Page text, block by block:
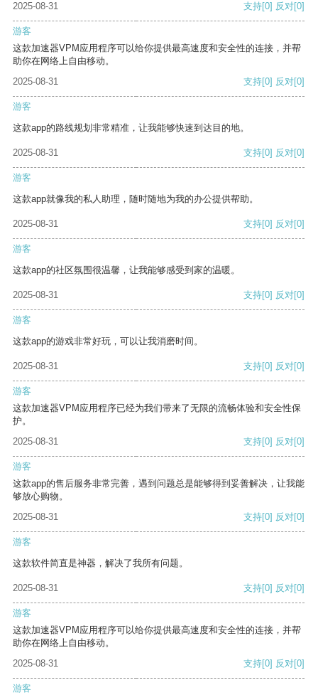
2025-08-31 支持[0] 反对[0]
游客
这款加速器VPM应用程序可以给你提供最高速度和安全性的连接，并帮
助你在网络上自由移动。
2025-08-31
支持[0] 反对[0]
游客
这款app的路线规划非常精准，让我能够快速到达目的地。
2025-08-31 支持[0] 反对[0]
游客
这款app就像我的私人助理，随时随地为我的办公提供帮助。
2025-08-31 支持[0] 反对[0]
游客
这款app的社区氛围很温馨，让我能够感受到家的温暖。
2025-08-31 支持[0] 反对[0]
游客
这款app的游戏非常好玩，可以让我消磨时间。
2025-08-31 支持[0] 反对[0]
游客
这款加速器VPM应用程序已经为我们带来了无限的流畅体验和安全性保
护。
2025-08-31
支持[0] 反对[0]
游客
这款app的售后服务非常完善，遇到问题总是能够得到妥善解决，让我能
够放心购物。
2025-08-31
支持[0] 反对[0]
游客
这款软件简直是神器，解决了我所有问题。
2025-08-31 支持[0] 反对[0]
游客
这款加速器VPM应用程序可以给你提供最高速度和安全性的连接，并帮
助你在网络上自由移动。
2025-08-31
支持[0] 反对[0]
游客